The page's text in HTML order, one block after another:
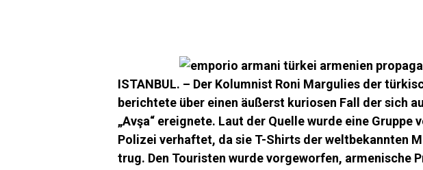
ISTANBUL. – Der Kolumnist Roni Margulies der
berichtete über einen äußerst kuriosen Fall der sich
„Avşa“ ereignete. Laut der Quelle wurde eine Gruppe
Polizei verhaftet, da sie T-Shirts der weltbekannten
trug. Den Touristen wurde vorgeworfen, armenische